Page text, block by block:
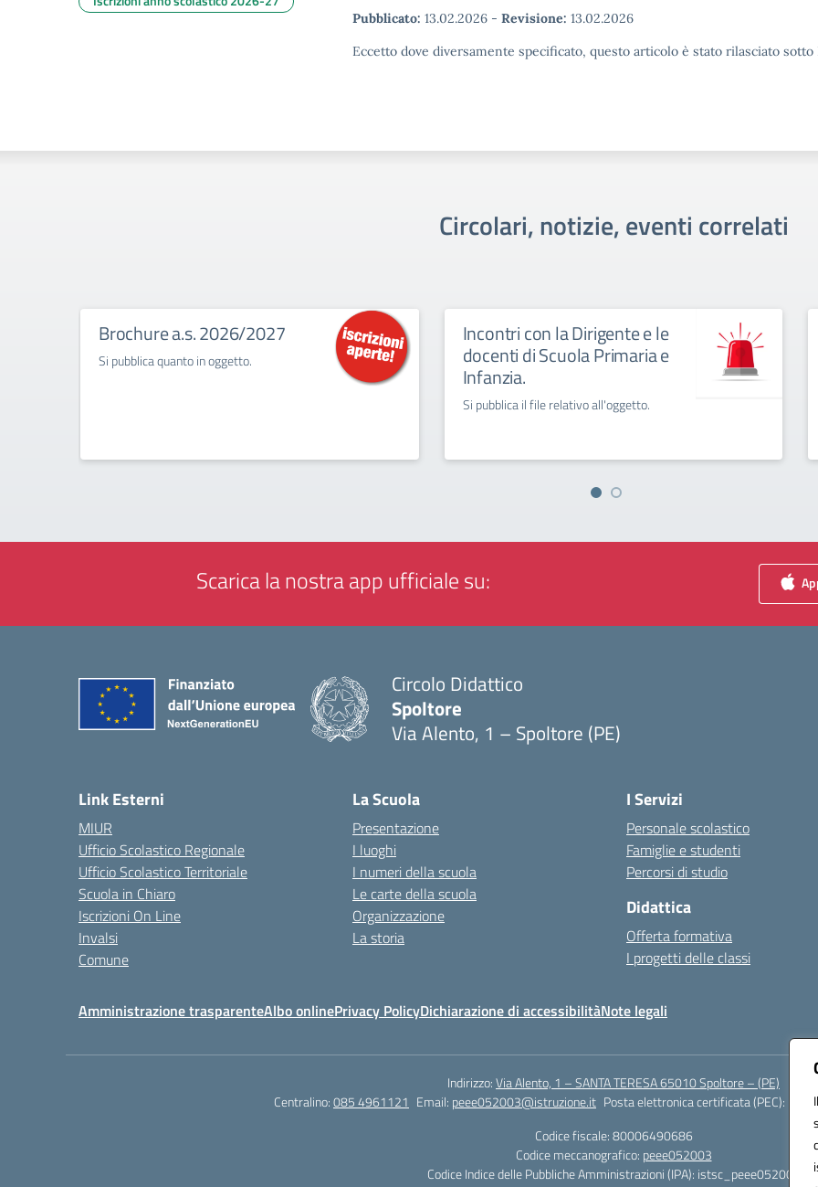
Pubblicato: 13.02.2026 - Revisione: 13.02.2026
Eccetto dove diversamente specificato, questo articolo è stato rilasciato
Circolari, notizie, eventi correlati
Brochure a.s. 2026/2027
Si pubblica quanto in oggetto.
Incontri con la Dirigente e le
docenti di Scuola Primaria e
Infanzia.
Si pubblica il file relativo all'oggetto.
Scarica la nostra app ufficiale su:
Circolo Didattico
Spoltore
Via Alento, 1 – Spoltore (PE)
Link Esterni
MIUR
Ufficio Scolastico Regionale
Ufficio Scolastico Territoriale
Scuola in Chiaro
Iscrizioni On Line
Invalsi
Comune
La Scuola
Presentazione
I luoghi
I numeri della scuola
Le carte della scuola
Organizzazione
La storia
I Servizi
Personale scolastico
Famiglie e studenti
Percorsi di studio
Didattica
Offerta formativa
I progetti delle classi
Amministrazione trasparenteAlbo onlinePrivacy PolicyDichiarazione di accessibilitàNote legali
Indirizzo:Via Alento, 1 – SANTA TERESA 65010 Spoltore – (PE)
Centralino:085 4961121 Email: peee052003@istruzione.it Posta elettronica certificata (PEC):
Codice fiscale: 80006490686
Codice meccanografico: peee052003
Codice Indice delle Pubbliche Amministrazioni (IPA): istsc_peee052003